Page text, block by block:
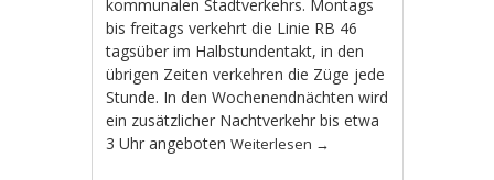
kommunalen Stadtverkehrs. Montags
bis freitags verkehrt die Linie RB 46
tagsüber im Halbstundentakt, in den
übrigen Zeiten verkehren die Züge jede
Stunde. In den Wochenendnächten wird
ein zusätzlicher Nachtverkehr bis etwa
3 Uhr angebotenWeiterlesen →